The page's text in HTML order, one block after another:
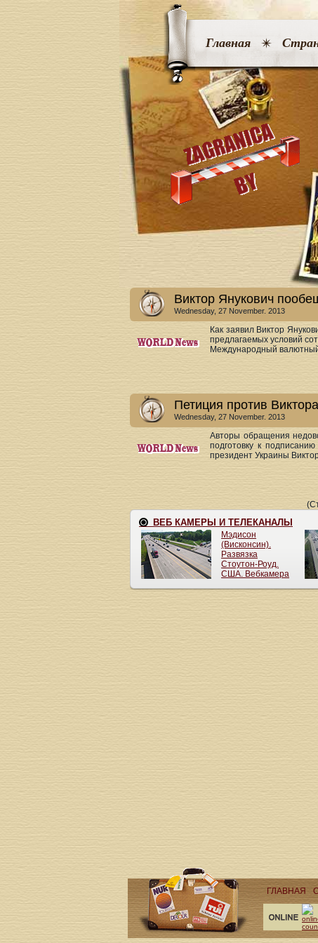
Главная
Виктор Янукович
Wednesday, 27 November. 2013
Как заявил Виктор
предлагаемых условий
Международный
Петиция против
Wednesday, 27 November. 2013
Авторы обращения
подготовку к
президент Украины
ГЛАВНАЯ